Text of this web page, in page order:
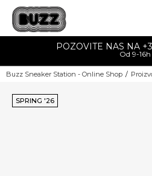
POZOVITE NAS NA
Od 9-16h
Buzz Sneaker Station - Online Shop
SPRING '26